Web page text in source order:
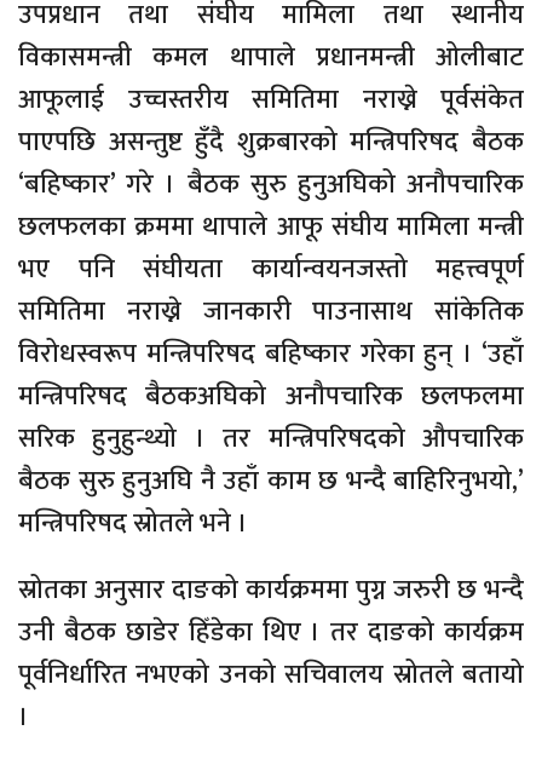
उपप्रधान तथा संघीय मामिला तथा स्थानीय
विकासमन्त्री कमल थापाले प्रधानमन्त्री ओलीबाट
आफूलाई उच्चस्तरीय समितिमा नराख्ने पूर्वसंकेत
पाएपछि असन्तुष्ट हुँदै शुक्रबारको मन्त्रिपरिषद बैठक
‘बहिष्कार’ गरे । बैठक सुरु हुनुअघिको अनौपचारिक
छलफलका क्रममा थापाले आफू संघीय मामिला मन्त्री
भए पनि संघीयता कार्यान्वयनजस्तो महत्त्वपूर्ण
समितिमा नराख्ने जानकारी पाउनासाथ सांकेतिक
विरोधस्वरूप मन्त्रिपरिषद बहिष्कार गरेका हुन् । ‘उहाँ
मन्त्रिपरिषद बैठकअघिको अनौपचारिक छलफलमा
सरिक हुनुहुन्थ्यो । तर मन्त्रिपरिषदको औपचारिक
बैठक सुरु हुनुअघि नै उहाँ काम छ भन्दै बाहिरिनुभयो,’
मन्त्रिपरिषद स्रोतले भने ।
स्रोतका अनुसार दाङको कार्यक्रममा पुग्न जरुरी छ भन्दै
उनी बैठक छाडेर हिँडेका थिए । तर दाङको कार्यक्रम
पूर्वनिर्धारित नभएको उनको सचिवालय स्रोतले बतायो
।